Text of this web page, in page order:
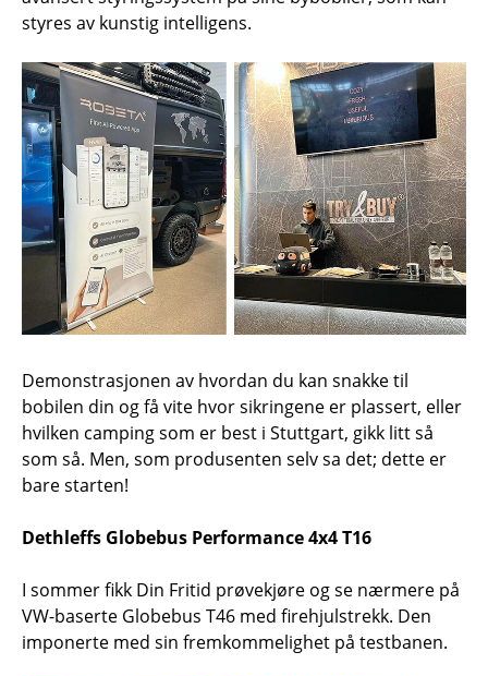
styres av kunstig intelligens.
Demonstrasjonen av hvordan du kan snakke til
bobilen din og få vite hvor sikringene er plassert, eller
hvilken camping som er best i Stuttgart, gikk litt så
som så. Men, som produsenten selv sa det; dette er
bare starten!
Dethleffs Globebus Performance 4x4 T16
I sommer fikk Din Fritid prøvekjøre og se nærmere på
VW-baserte Globebus T46 med firehjulstrekk. Den
imponerte med sin fremkommelighet på testbanen.